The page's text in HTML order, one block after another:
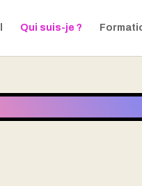
Qui suis-je ?